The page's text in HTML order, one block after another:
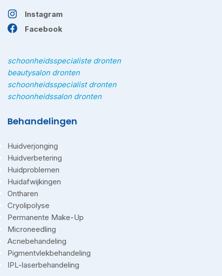
Instagram
Facebook
schoonheidsspecialiste dronten
beautysalon dronten
schoonheidsspecialist dronten
schoonheidssalon dronten
Behandelingen
Huidverjonging
Huidverbetering
Huidproblemen
Huidafwijkingen
Ontharen
Cryolipolyse
Permanente Make-Up
Microneedling
Acnebehandeling
Pigmentvlekbehandeling
IPL-laserbehandeling